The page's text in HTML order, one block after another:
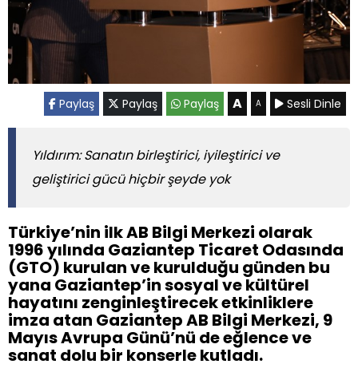
Paylaş Paylaş Paylaş A A Sesli Dinle
Yıldırım: Sanatın birleştirici, iyileştirici ve
geliştirici gücü hiçbir şeyde yok
Türkiye’nin ilk AB Bilgi Merkezi olarak
1996 yılında Gaziantep Ticaret Odasında
(GTO) kurulan ve kurulduğu günden bu
yana Gaziantep’in sosyal ve kültürel
hayatını zenginleştirecek etkinliklere
imza atan Gaziantep AB Bilgi Merkezi, 9
Mayıs Avrupa Günü’nü de eğlence ve
sanat dolu bir konserle kutladı.